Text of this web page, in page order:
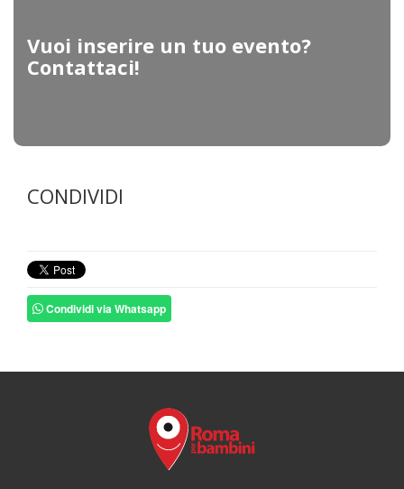
Vuoi inserire un tuo evento?
Contattaci!
CONDIVIDI
Condividi via Whatsapp